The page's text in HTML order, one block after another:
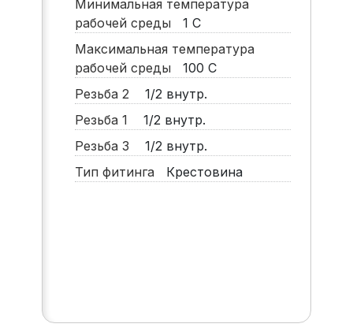
Минимальная температура
рабочей среды
1 С
Максимальная температура
рабочей среды
100 С
Резьба 2
1/2 внутр.
Резьба 1
1/2 внутр.
Резьба 3
1/2 внутр.
Тип фитинга
Крестовина